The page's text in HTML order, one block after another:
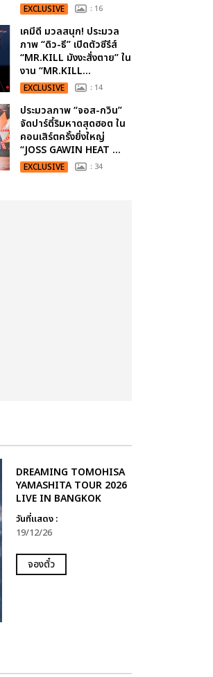
EXCLUSIVE : 16
เคมีดี มวลสนุก! ประมวล
ภาพ “ดิว-ธี” เปิดตัวซีรีส์
“MR.KILL มังงะสั่งตาย” ใน
งาน “MR.KILL...
EXCLUSIVE : 14
ประมวลภาพ “จอส-กวิน”
จัดปาร์ตี้ริมหาดสุดฮอต ใน
คอนเสิร์ตครั้งยิ่งใหญ่
“JOSS GAWIN HEAT ...
EXCLUSIVE : 34
DREAMING TOMOHISA
YAMASHITA TOUR 2026
LIVE IN BANGKOK
วันที่แสดง :
19/12/26
จองตั๋ว